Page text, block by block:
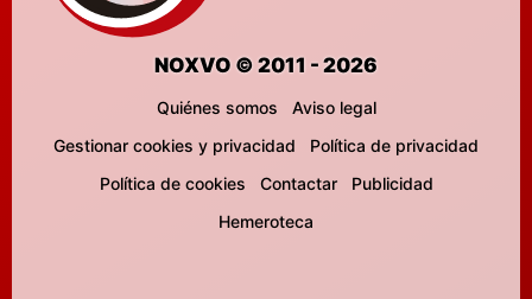
NOXVO © 2011 - 2026
Quiénes somos
Aviso legal
Gestionar cookies y privacidad
Política de privacidad
Política de cookies
Contactar
Publicidad
Hemeroteca